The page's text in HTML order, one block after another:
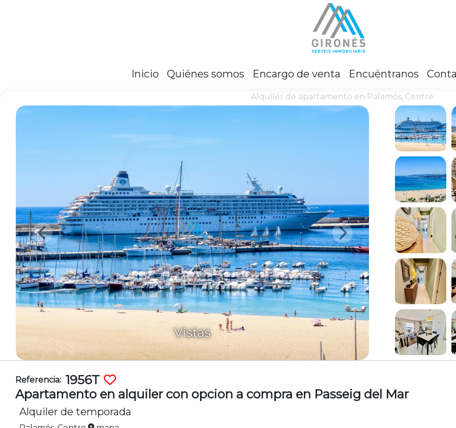
Inicio Quiénes somos Encargo de venta Encuéntranos
Alquiler de apartamento en Palamós, Centre
Vistas
Referencia: 1956T
Apartamento en alquiler con opcion a compra en Passeig del Mar
Alquiler de temporada